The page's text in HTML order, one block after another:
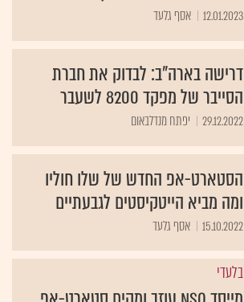
12.01.2023 אסף גלעד
דרישה בארה"ב: לבדוק את חברת
הסייבר של מפקד 8200 לשעבר
29.12.2022 יפתח מנדלבאום
הסטארט-אפ החדש של שלו חוליו
ומה מביא הייטקיסטים לגבעתיים
15.10.2022 אסף גלעד
בלעדי